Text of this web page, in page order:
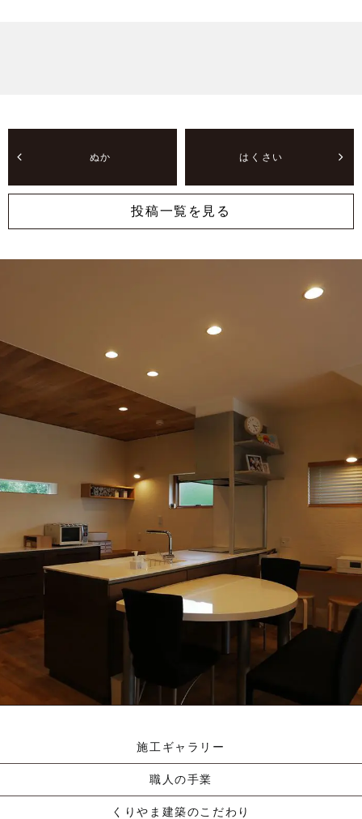
ぬか はくさい
投稿一覧を見る
資料請求する
施工ギャラリー
職人の手業
くりやま建築のこだわり